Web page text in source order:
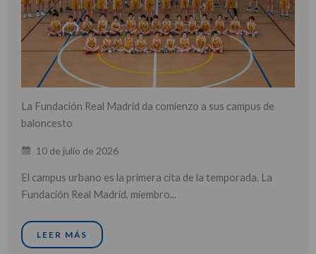
La Fundación Real Madrid da comienzo a sus campus de
baloncesto
10 de julio de 2026
El campus urbano es la primera cita de la temporada. La
Fundación Real Madrid, miembro...
LEER MÁS